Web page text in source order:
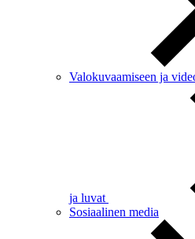
Valokuvaamiseen ja
ja luvat
Sosiaalinen media